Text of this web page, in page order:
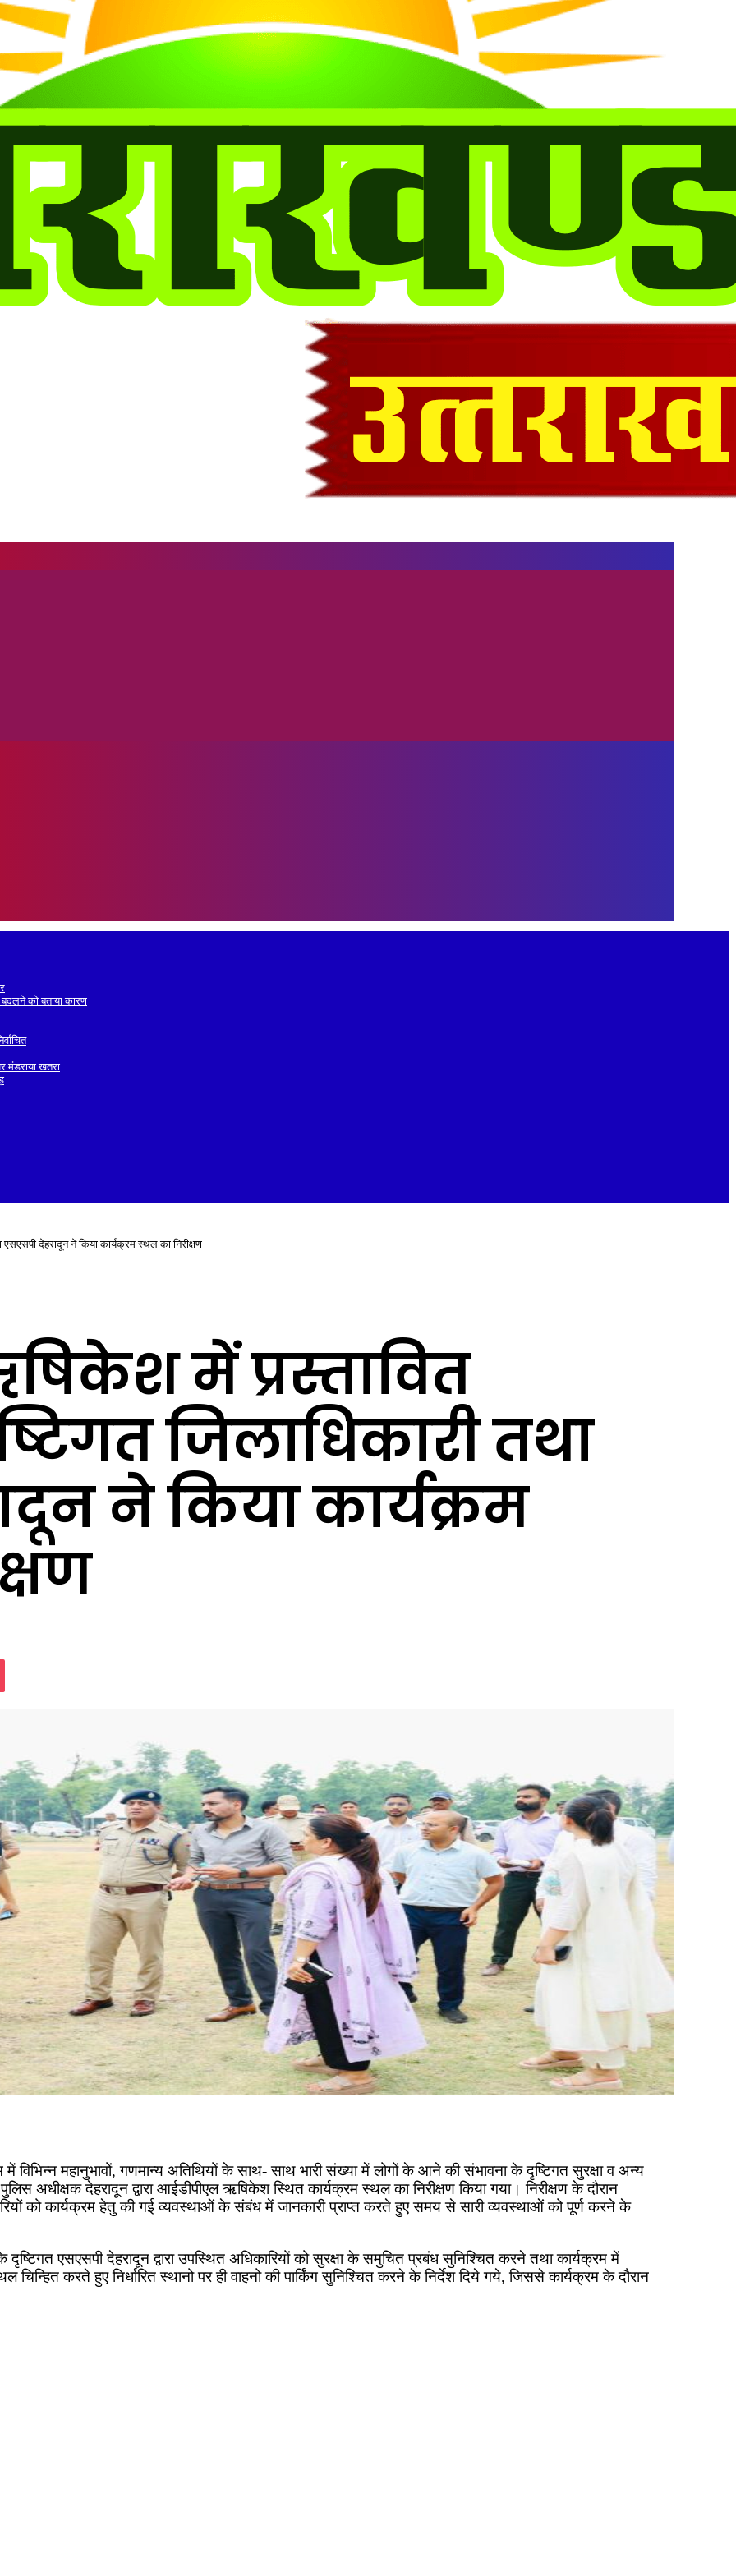
को बताया कारण
मंडराया खतरा
देहरादून ने किया कार्यक्रम स्थल का निरीक्षण
में प्रस्तावित
जिलाधिकारी तथा
ने किया कार्यक्रम
Pocket
महानुभावों, गणमान्य अतिथियों के साथ- साथ भारी संख्या में लोगों के आने की संभावना के दृष्टिगत सुरक्षा व अन्य
अधीक्षक देहरादून द्वारा आईडीपीएल ऋषिकेश स्थित कार्यक्रम स्थल का निरीक्षण किया गया। निरीक्षण के दौरान
को कार्यक्रम हेतु की गई व्यवस्थाओं के संबंध में जानकारी प्राप्त करते हुए समय से सारी व्यवस्थाओं को पूर्ण करने के
दृष्टिगत एसएसपी देहरादून द्वारा उपस्थित अधिकारियों को सुरक्षा के समुचित प्रबंध सुनिश्चित करने तथा कार्यक्रम में
चिन्हित करते हुए निर्धारित स्थानो पर ही वाहनो की पार्किंग सुनिश्चित करने के निर्देश दिये गये, जिससे कार्यक्रम के दौरान